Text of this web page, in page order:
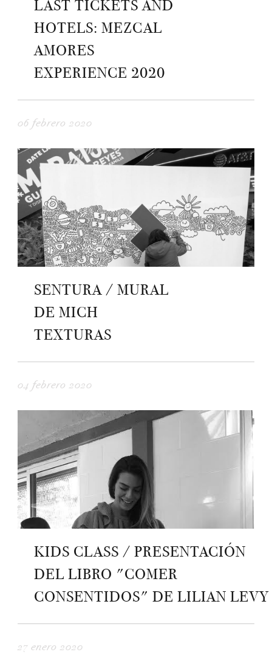
LAST TICKETS AND
HOTELS: MEZCAL
AMORES
EXPERIENCE 2020
06 febrero 2020
SENTURA / MURAL
DE MICH
TEXTURAS
04 febrero 2020
KIDS CLASS / PRESENTACIÓN
DEL LIBRO "COMER
CONSENTIDOS" DE LILIAN LEVY
27 enero 2020